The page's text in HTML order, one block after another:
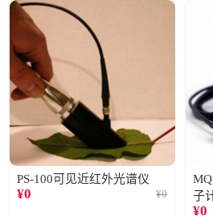
PS-100可见近红外光谱仪
¥0 ¥0
子
¥0